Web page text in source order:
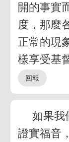
開的事實
度，那麼
正常的現
樣享受基
如果我
證實福音